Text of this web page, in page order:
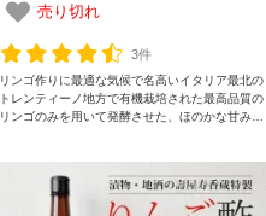
料】 売り切れ
3件
リンゴ作りに最適な気候で名高いイタリア最北の
トレンティーノ地方で有機栽培された最高品質の
リンゴのみを用いて発酵させた、ほのかな甘みと